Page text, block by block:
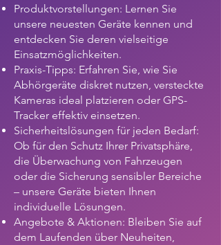
Produktvorstellungen: Lernen Sie
unsere neuesten Geräte kennen und
entdecken Sie deren vielseitige
Einsatzmöglichkeiten.
Praxis-Tipps: Erfahren Sie, wie Sie
Abhörgeräte diskret nutzen, versteckte
Kameras ideal platzieren oder GPS-
Tracker effektiv einsetzen.
Sicherheitslösungen für jeden Bedarf:
Ob für den Schutz Ihrer Privatsphäre,
die Überwachung von Fahrzeugen
oder die Sicherung sensibler Bereiche
– unsere Geräte bieten Ihnen
individuelle Lösungen.
Angebote & Aktionen: Bleiben Sie auf
dem Laufenden über Neuheiten,